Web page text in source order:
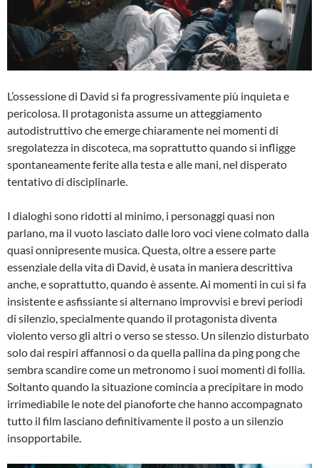
L’ossessione di David si fa progressivamente più inquieta e
pericolosa. Il protagonista assume un atteggiamento
autodistruttivo che emerge chiaramente nei momenti di
sregolatezza in discoteca, ma soprattutto quando si infligge
spontaneamente ferite alla testa e alle mani, nel disperato
tentativo di disciplinarle.
I dialoghi sono ridotti al minimo, i personaggi quasi non
parlano, ma il vuoto lasciato dalle loro voci viene colmato dalla
quasi onnipresente musica. Questa, oltre a essere parte
essenziale della vita di David, è usata in maniera descrittiva
anche, e soprattutto, quando è assente. Ai momenti in cui si fa
insistente e asfissiante si alternano improvvisi e brevi periodi
di silenzio, specialmente quando il protagonista diventa
violento verso gli altri o verso se stesso. Un silenzio disturbato
solo dai respiri affannosi o da quella pallina da ping pong che
sembra scandire come un metronomo i suoi momenti di follia.
Soltanto quando la situazione comincia a precipitare in modo
irrimediabile le note del pianoforte che hanno accompagnato
tutto il film lasciano definitivamente il posto a un silenzio
insopportabile.